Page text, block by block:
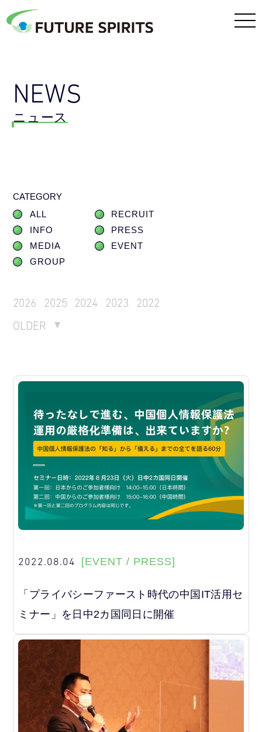
NEWS
ニュース
CATEGORY
ALL
RECRUIT
INFO
PRESS
MEDIA
EVENT
GROUP
2026 2025 2024 2023
2022
OLDER
2022.08.04 [EVENT / PRESS]
「プライバシーファースト時代の中国IT活用セ
ミナー」を日中2カ国同日に開催